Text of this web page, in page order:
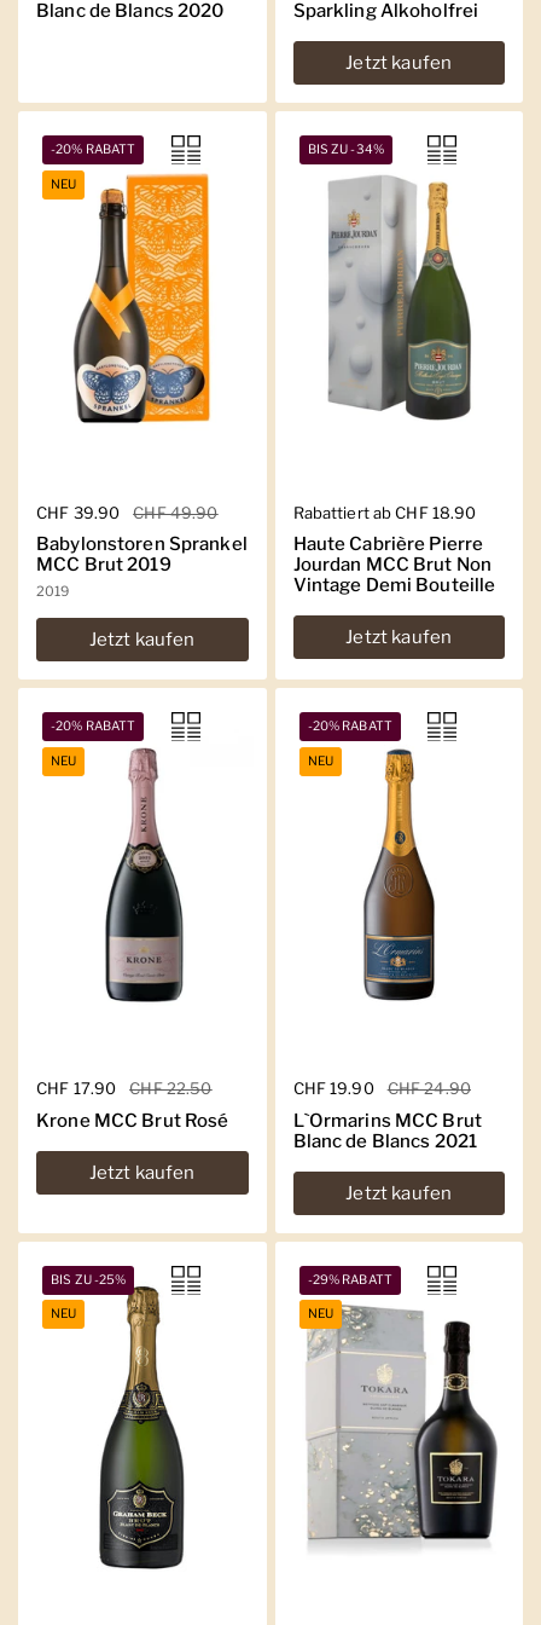
Blanc de Blancs 2020
Sparkling Alkoholfrei
Jetzt kaufen
Regulärer Preis
CHF 39.90 Sale-Preis
CHF 49.90
Babylonstoren Sprankel
MCC Brut 2019
2019
Jetzt kaufen
-20% RABATT
NEU
Regulärer Preis
Rabattiert ab CHF 18.90
Haute Cabrière Pierre
Jourdan MCC Brut Non
Vintage Demi Bouteille
Jetzt kaufen
BIS ZU -34%
Regulärer Preis
CHF 17.90 Sale-Preis
CHF 22.50
Krone MCC Brut Rosé
Jetzt kaufen
-20% RABATT
NEU
Regulärer Preis
CHF 19.90 Sale-Preis
CHF 24.90
L`Ormarins MCC Brut
Blanc de Blancs 2021
Jetzt kaufen
-20% RABATT
NEU
BIS ZU -25%
NEU
-29% RABATT
NEU